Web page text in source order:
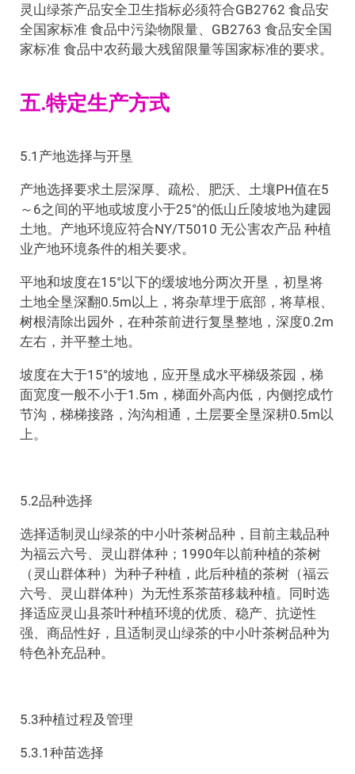
灵山绿茶产品安全卫生指标必须符合GB2762 食品安
全国家标准 食品中污染物限量、GB2763 食品安全国
家标准 食品中农药最大残留限量等国家标准的要求。
五.特定生产方式
5.1产地选择与开垦
产地选择要求土层深厚、疏松、肥沃、土壤PH值在5
～6之间的平地或坡度小于25°的低山丘陵坡地为建园
土地。产地环境应符合NY/T5010 无公害农产品 种植
业产地环境条件的相关要求。
平地和坡度在15°以下的缓坡地分两次开垦，初垦将
土地全垦深翻0.5m以上，将杂草埋于底部，将草根、
树根清除出园外，在种茶前进行复垦整地，深度0.2m
左右，并平整土地。
坡度在大于15°的坡地，应开垦成水平梯级茶园，梯
面宽度一般不小于1.5m，梯面外高内低，内侧挖成竹
节沟，梯梯接路，沟沟相通，土层要全垦深耕0.5m以
上。
5.2品种选择
选择适制灵山绿茶的中小叶茶树品种，目前主栽品种
为福云六号、灵山群体种；1990年以前种植的茶树
（灵山群体种）为种子种植，此后种植的茶树（福云
六号、灵山群体种）为无性系茶苗移栽种植。同时选
择适应灵山县茶叶种植环境的优质、稳产、抗逆性
强、商品性好，且适制灵山绿茶的中小叶茶树品种为
特色补充品种。
5.3种植过程及管理
5.3.1种苗选择